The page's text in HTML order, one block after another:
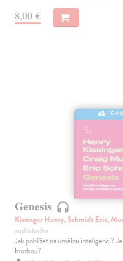
8,00 €
E-
Genesis
Kissinger Henry, Schmidt Eric,
audiokniha
Jak pohlížet na umělou inteligenci?
hrozbou?